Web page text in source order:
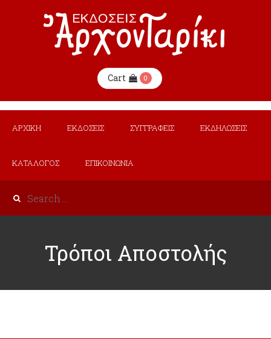
Cart 0
ΑΡΧΙΚΗ ΕΚΔΟΣΕΙΣ ΣΥΓΓΡΑΦΕΙΣ ΕΚΔΗΛΩΣΕΙΣ
ΚΑΤΑΛΟΓΟΣ ΕΠΙΚΟΙΝΩΝΙΑ
Τρόποι Αποστολής